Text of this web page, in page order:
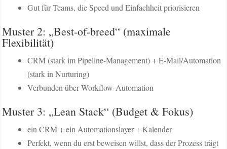
Gut für Teams, die Speed und Einfachheit priorisieren
Muster 2: „Best-of-breed“ (maximale
Flexibilität)
CRM (stark im Pipeline-Management) + E-Mail/Automation
(stark in Nurturing)
Verbunden über Workflow-Automation
Muster 3: „Lean Stack“ (Budget & Fokus)
ein CRM + ein Automationslayer + Kalender
Perfekt, wenn du erst beweisen willst, dass der Prozess trägt